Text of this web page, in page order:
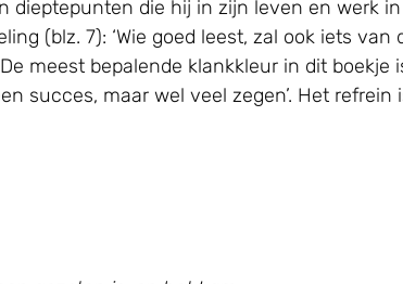
die hij in zijn leven en werk
(blz. 7): ‘Wie goed leest, zal ook iets van
meest bepalende klankkleur in dit boekje
succes, maar wel veel zegen’. Het refrein